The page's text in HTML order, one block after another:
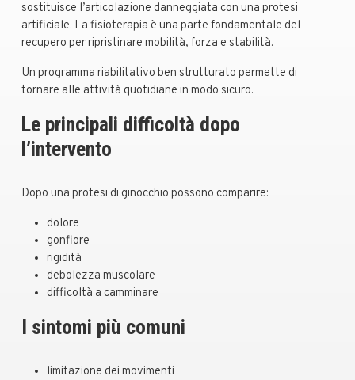
sostituisce l’articolazione danneggiata con una protesi
artificiale. La fisioterapia è una parte fondamentale del
recupero per ripristinare mobilità, forza e stabilità.
Un programma riabilitativo ben strutturato permette di
tornare alle attività quotidiane in modo sicuro.
Le principali difficoltà dopo
l’intervento
Dopo una protesi di ginocchio possono comparire:
dolore
gonfiore
rigidità
debolezza muscolare
difficoltà a camminare
I sintomi più comuni
limitazione dei movimenti